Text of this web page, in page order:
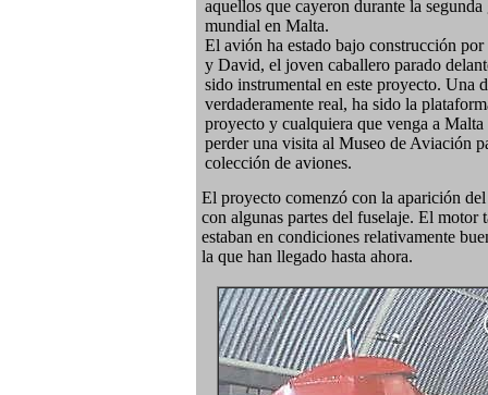
aquellos que cayeron durante la segunda
mundial en Malta.
El avión ha estado bajo construcción
y David, el joven caballero parado
sido instrumental en este proyecto. Una
verdaderamente real, ha sido la
proyecto y cualquiera que venga a Malta
perder una visita al Museo de Aviación
colección de aviones.
El proyecto comenzó con la aparición
con algunas partes del fuselaje. El motor
estaban en condiciones relativamente
la que han llegado hasta ahora.